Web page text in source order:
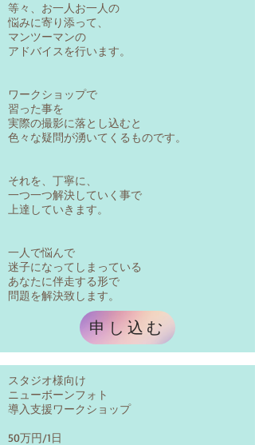
等々、お一人お一人の
悩みに寄り添って、
マンツーマンの
アドバイスを行います。
ワークショップで
習った事を
実際の撮影に落とし込むと
色々な疑問が湧いてくるものです。
それを、丁寧に、
一つ一つ解決していく事で
上達していきます。
一人で悩んで
迷子になってしまっている
あなたに伴走する形で
​問題を解決致します。
申し込む
スタジオ様向け
ニューボーンフォト
導入支援ワークショップ
50万円/1日